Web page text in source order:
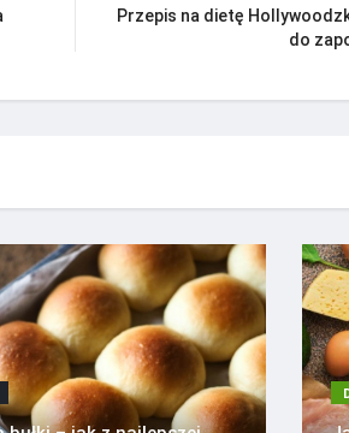
Przepis na dietę
do